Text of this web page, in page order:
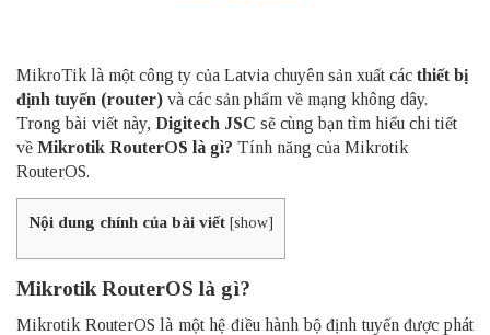
MikroTik là một công ty của Latvia chuyên sản xuất các thiết bị
định tuyến (router) và các sản phẩm về mạng không dây.
Trong bài viết này, Digitech JSC sẽ cùng bạn tìm hiểu chi tiết
về Mikrotik RouterOS là gì? Tính năng của Mikrotik
RouterOS.
Nội dung chính của bài viết [show]
Mikrotik RouterOS là gì?
Mikrotik RouterOS là một hệ điều hành bộ định tuyến được phát